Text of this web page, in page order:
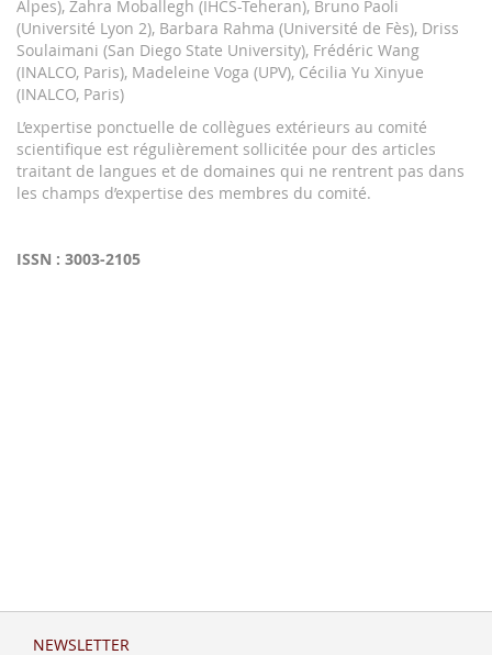
Alpes), Zahra Moballegh (IHCS-Teheran), Bruno Paoli
(Université Lyon 2), Barbara Rahma (Université de Fès), Driss
Soulaimani (San Diego State University), Frédéric Wang
(INALCO, Paris), Madeleine Voga (UPV), Cécilia Yu Xinyue
(INALCO, Paris)
L’expertise ponctuelle de collègues extérieurs au comité
scientifique est régulièrement sollicitée pour des articles
traitant de langues et de domaines qui ne rentrent pas dans
les champs d’expertise des membres du comité.
ISSN : 3003-2105
NEWSLETTER